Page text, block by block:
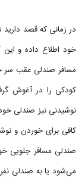
در زمانی که قصد
خود اطلاع داده و
مسافر صندلی عقب سر
کودکی را در آغوش
نوشیدنی نیز صندلی
کافی برای خوردن و
صندلی مسافر جلویی
می‌شود یا به صندلی